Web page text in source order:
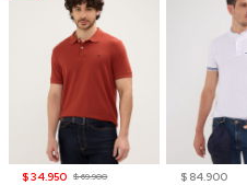
$ 34.950 $ 69.900
$ 84.900